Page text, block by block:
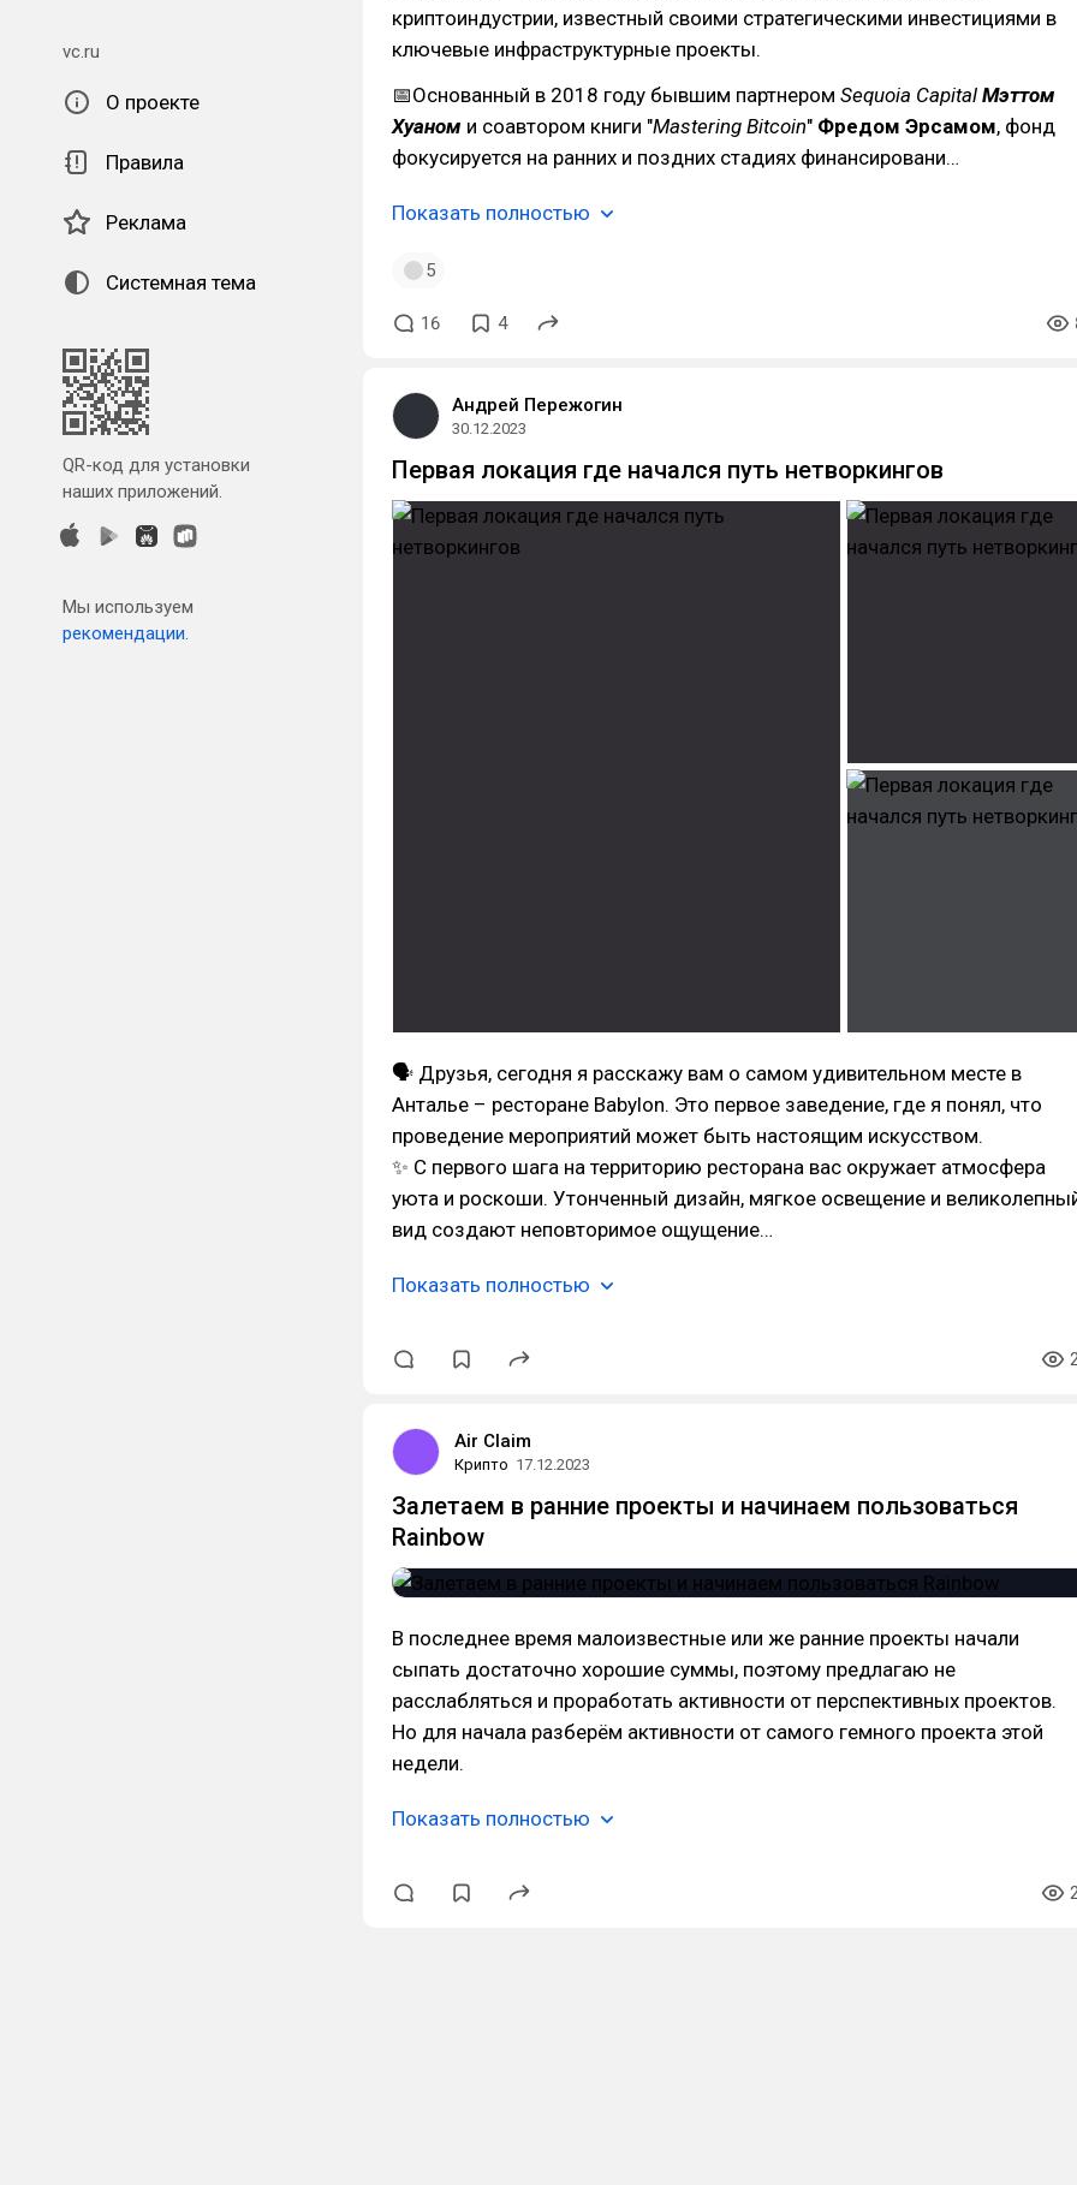
vc.ru
О проекте
Правила
Реклама
Системная тема
QR-код для установки
наших приложений.
Мы используем
рекомендации.
криптоиндустрии, известный своими стратегическими инвестициями в
ключевые инфраструктурные проекты.
📅Основанный в 2018 году бывшим партнером Sequoia Capital Мэттом
Хуаном и соавтором книги "Mastering Bitcoin" Фредом Эрсамом, фонд
фокусируется на ранних и поздних стадиях финансировани…
Показать полностью
5
16 4
Андрей Пережогин
30.12.2023
Первая локация где начался путь нетворкингов
🗣 Друзья, сегодня я расскажу вам о самом удивительном месте в
Анталье – ресторане Babylon. Это первое заведение, где я понял, что
проведение мероприятий может быть настоящим искусством.
✨ С первого шага на территорию ресторана вас окружает атмосфера
уюта и роскоши. Утонченный дизайн, мягкое освещение и
вид создают неповторимое ощущение…
Показать полностью
Air Claim
Крипто 17.12.2023
Залетаем в ранние проекты и начинаем пользоваться
Rainbow
В последнее время малоизвестные или же ранние проекты начали
сыпать достаточно хорошие суммы, поэтому предлагаю не
расслабляться и проработать активности от перспективных проектов.
Но для начала разберём активности от самого гемного проекта этой
недели.
Показать полностью